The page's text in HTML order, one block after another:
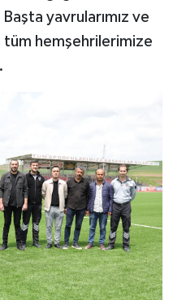
yavrularımız ve
tüm hemşehrilerimize